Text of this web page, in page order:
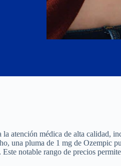
atención médica de alta calidad,
una pluma de 1 mg de Ozempic
notable rango de precios